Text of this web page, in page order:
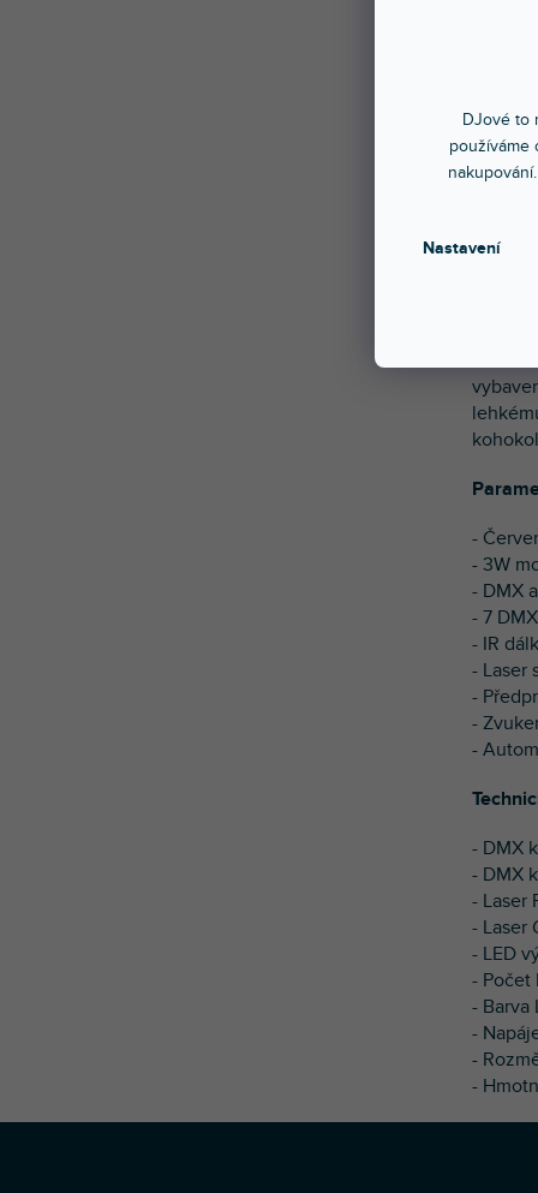
DJové to
používáme
Nastavení
-
- 3W
- DMX
- 7
- IR
- Laser
-
-
-
- DMX
- DMX
- Laser
- Laser
- LED
- Počet
- Barva
-
-
-